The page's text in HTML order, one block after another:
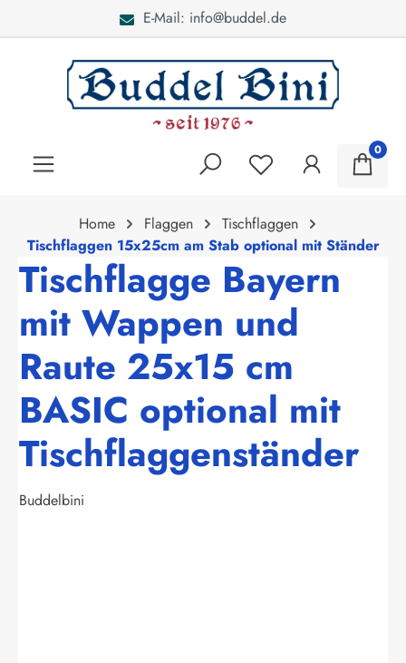
E-Mail: info@buddel.de
0
Home Flaggen
Tischflaggen
Tischflaggen 15x25cm am Stab optional mit Ständer
Tischflagge Bayern
mit Wappen und
Raute 25x15 cm
BASIC optional mit
Tischflaggenständer
Buddelbini